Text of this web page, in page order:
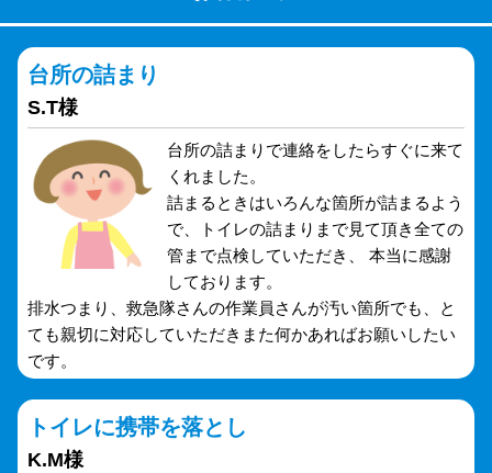
台所の詰まり
S.T様
台所の詰まりで連絡をしたらすぐに来て
くれました。
詰まるときはいろんな箇所が詰まるよう
で、トイレの詰まりまで見て頂き全ての
管まで点検していただき、 本当に感謝
しております。
排水つまり、救急隊さんの作業員さんが汚い箇所でも、と
ても親切に対応していただきまた何かあればお願いしたい
です。
トイレに携帯を落とし
K.M様